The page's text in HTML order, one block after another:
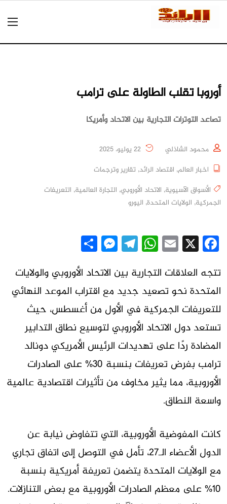
أوروبا تقلب الطاولة على ترامب
تصاعد التوترات التجارية بين الاتحاد وأمريكا
محمود الشاذلي
اخبار العالم, اقتصاد الرائد, تقارير وترجمات
الأسواق الآسيوية, الاتحاد الأوروبي, التجارة العالمية, التعريفات
الجمركية, الولايات المتحدة, اليورو
Facebook
X
Email
WhatsApp
Telegram
Messenger
تتجه العلاقات التجارية بين الاتحاد الأوروبي والولايات
المتحدة نحو تصعيد جديد مع اقتراب الموعد النهائي
للتعريفات الجمركية في الأول من أغسطس، حيث
تستعد دول الاتحاد الأوروبي لتوسيع نطاق التدابير
المضادة ردًا على تهديدات الرئيس الأمريكي دونالد
ترامب بفرض تعريفات بنسبة 30% على الصادرات
الأوروبية، مما يثير مخاوف من تأثيرات اقتصادية عالمية
واسعة النطاق.
كانت المفوضية الأوروبية، التي تتفاوض نيابة عن
الدول الأعضاء الـ27، تأمل في التوصل إلى اتفاق تجاري
مع الولايات المتحدة يتضمن تعريفة أمريكية بنسبة
10% على معظم الصادرات الأوروبية مع بعض التنازلات.